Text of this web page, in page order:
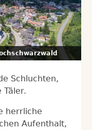
Schluchten,
Täler.
herrliche
Aufenthalt,